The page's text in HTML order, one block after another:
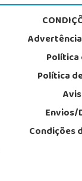
Política
Condições